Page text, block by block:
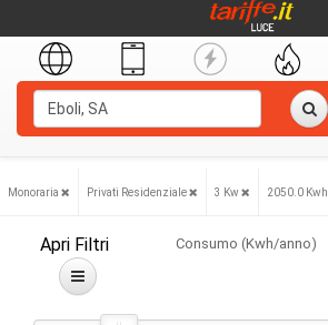
Monoraria Privati Residenziale 3 Kw 2050.0 Kwh
Apri Filtri Consumo (Kwh/anno)